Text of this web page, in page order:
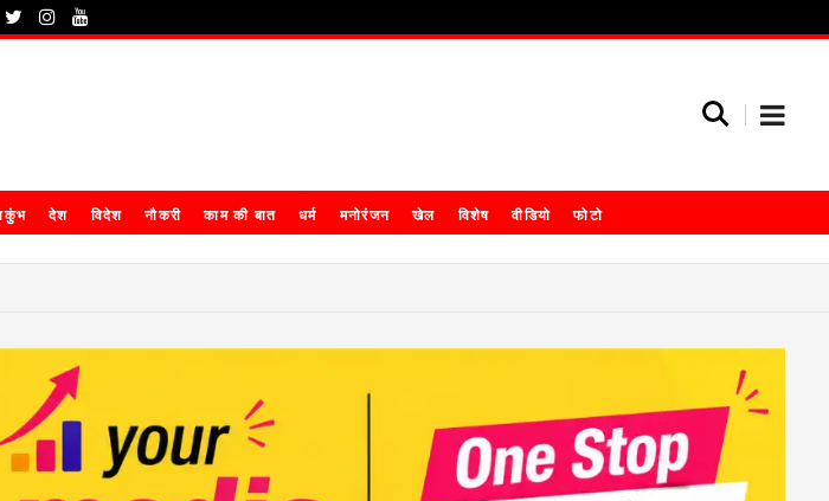
देश विदेश नौकरी काम की बात धर्म मनोरंजन खेल विशेष वीडियो फोटो